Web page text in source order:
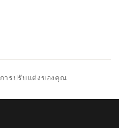
ารปรับแต่งของคุณ